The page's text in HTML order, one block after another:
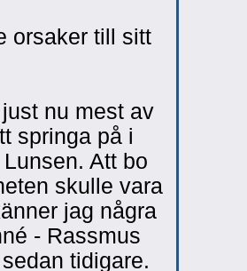
orsaker till sitt
nu mest av
springa på i
Att bo
skulle vara
jag några
- Rassmus
tidigare.